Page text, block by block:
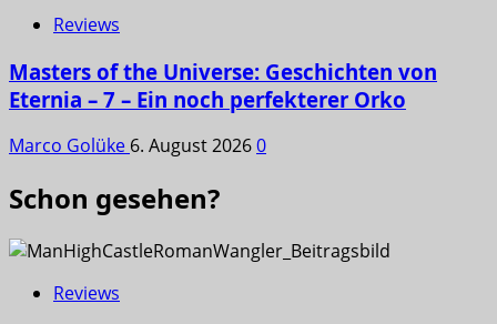
Reviews
Masters of the Universe: Geschichten von
Eternia – 7 – Ein noch perfekterer Orko
Marco Golüke 6. August 20260
Schon gesehen?
Reviews